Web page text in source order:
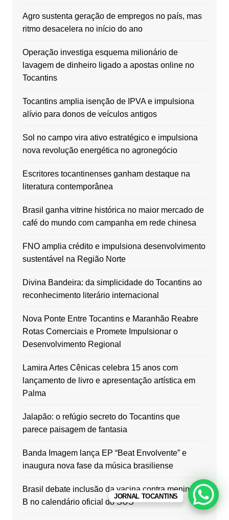
Agro sustenta geração de empregos no país, mas
ritmo desacelera no início do ano
Operação investiga esquema milionário de
lavagem de dinheiro ligado a apostas online no
Tocantins
Tocantins amplia isenção de IPVA e impulsiona
alívio para donos de veículos antigos
Sol no campo vira ativo estratégico e impulsiona
nova revolução energética no agronegócio
Escritores tocantinenses ganham destaque na
literatura contemporânea
Brasil ganha vitrine histórica no maior mercado de
café do mundo com campanha em rede chinesa
FNO amplia crédito e impulsiona desenvolvimento
sustentável na Região Norte
Divina Bandeira: da simplicidade do Tocantins ao
reconhecimento literário internacional
Nova Ponte Entre Tocantins e Maranhão Reabre
Rotas Comerciais e Promete Impulsionar o
Desenvolvimento Regional
Lamira Artes Cênicas celebra 15 anos com
lançamento de livro e apresentação artística em
Palma
Jalapão: o refúgio secreto do Tocantins que
parece paisagem de fantasia
Banda Imagem lança EP “Beat Envolvente” e
inaugura nova fase da música brasiliense
Brasil debate inclusão da vacina contra meningite
B no calendário oficial do SUS
JORNAL TOCANTINS